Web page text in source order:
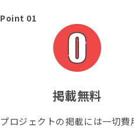
Point 01
掲載無料
プロジェクトの掲載には一切費